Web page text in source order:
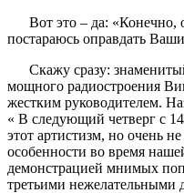
Вот это – да: «Конечно,
постараюсь оправдать
Скажу сразу:
мощного радиостроения
жестким руководителем.
« В следующий четверг с
этот артистизм, но очень
особенности во время
демонстрацией мнимых
третьими нежелательными